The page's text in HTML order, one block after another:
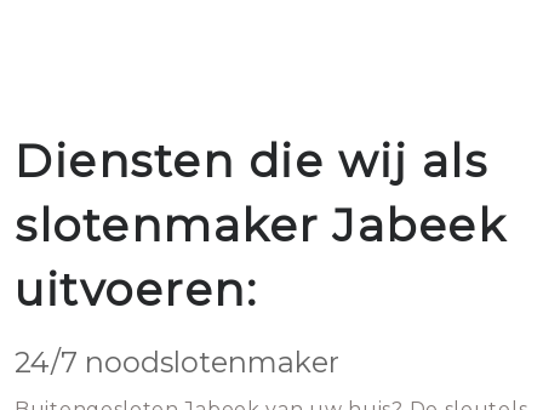
Diensten die wij als
slotenmaker Jabeek
uitvoeren:
24/7 noodslotenmaker